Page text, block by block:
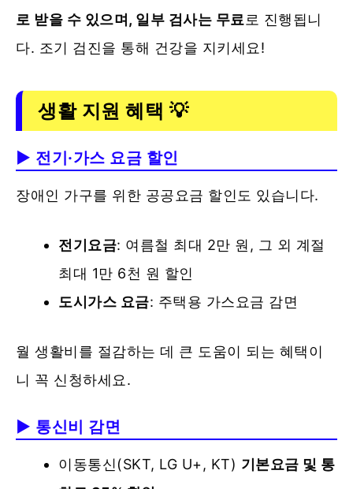
로 받을 수 있으며, 일부 검사는 무료 로 진행됩니
다. 조기 검진을 통해 건강을 지키세요!
생활 지원 혜택 💡
▶ 전기·가스 요금 할인
장애인 가구를 위한 공공요금 할인도 있습니다.
전기요금: 여름철 최대 2만 원, 그 외 계절
최대 1만 6천 원 할인
도시가스 요금: 주택용 가스요금 감면
월 생활비를 절감하는 데 큰 도움이 되는 혜택이
니 꼭 신청하세요.
▶ 통신비 감면
이동통신(SKT, LG U+, KT) 기본요금 및 통